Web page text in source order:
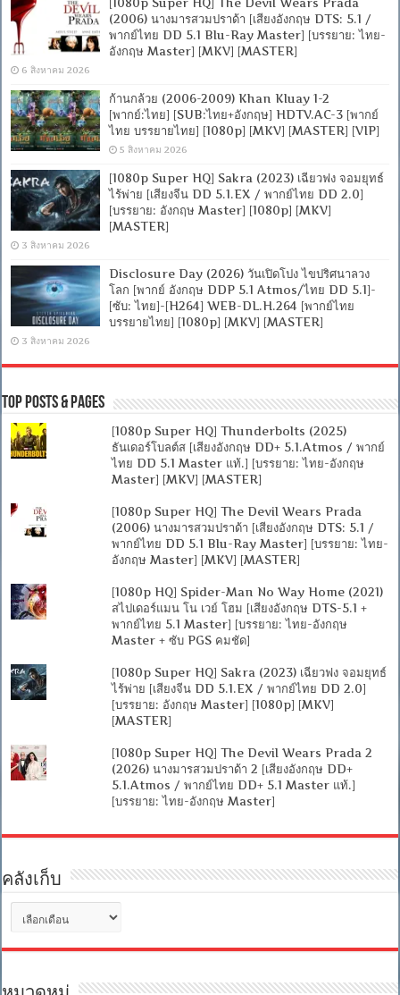
(2006) นางมารสวมปราด้า [เสียงอังกฤษ DTS: 5.1 /
พากย์ไทย DD 5.1 Blu-Ray Master] [บรรยาย: ไทย-
อังกฤษ Master] [MKV] [MASTER]
6 สิงหาคม 2026
ก้านกล้วย (2006-2009) Khan Kluay 1-2
[พากย์:ไทย] [SUB:ไทย+อังกฤษ] HDTV.AC-3 [พากย์
ไทย บรรยายไทย] [1080p] [MKV] [MASTER] [VIP]
5 สิงหาคม 2026
[1080p Super HQ] Sakra (2023) เฉียวฟง จอมยุทธ์
ไร้พ่าย [เสียงจีน DD 5.1.EX / พากย์ไทย DD 2.0]
[บรรยาย: อังกฤษ Master] [1080p] [MKV]
[MASTER]
3 สิงหาคม 2026
Disclosure Day (2026) วันเปิดโปง ไขปริศนาลวง
โลก [พากย์ อังกฤษ DDP 5.1 Atmos/ไทย DD 5.1]-
[ซับ: ไทย]-[H264] WEB-DL.H.264 [พากย์ไทย
บรรยายไทย] [1080p] [MKV] [MASTER]
3 สิงหาคม 2026
Top Posts & Pages
[1080p Super HQ] Thunderbolts (2025)
ธันเดอร์โบลต์ส [เสียงอังกฤษ DD+ 5.1.Atmos / พากย์
ไทย DD 5.1 Master แท้.] [บรรยาย: ไทย-อังกฤษ
Master] [MKV] [MASTER]
[1080p Super HQ] The Devil Wears Prada
(2006) นางมารสวมปราด้า [เสียงอังกฤษ DTS: 5.1 /
พากย์ไทย DD 5.1 Blu-Ray Master] [บรรยาย: ไทย-
อังกฤษ Master] [MKV] [MASTER]
[1080p HQ] Spider-Man No Way Home (2021)
สไปเดอร์แมน โน เวย์ โฮม [เสียงอังกฤษ DTS-5.1 +
พากย์ไทย 5.1 Master] [บรรยาย: ไทย-อังกฤษ
Master + ซับ PGS คมชัด]
[1080p Super HQ] Sakra (2023) เฉียวฟง จอมยุทธ์
ไร้พ่าย [เสียงจีน DD 5.1.EX / พากย์ไทย DD 2.0]
[บรรยาย: อังกฤษ Master] [1080p] [MKV]
[MASTER]
[1080p Super HQ] The Devil Wears Prada 2
(2026) นางมารสวมปราด้า 2 [เสียงอังกฤษ DD+
5.1.Atmos / พากย์ไทย DD+ 5.1 Master แท้.]
[บรรยาย: ไทย-อังกฤษ Master]
คลังเก็บ
เก็บ